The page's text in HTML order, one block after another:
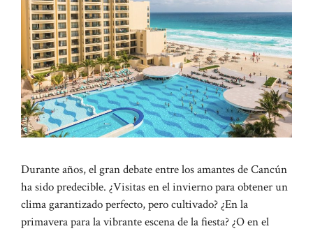
Durante años, el gran debate entre los amantes de Cancún
ha sido predecible. ¿Visitas en el invierno para obtener un
clima garantizado perfecto, pero cultivado? ¿En la
primavera para la vibrante escena de la fiesta? ¿O en el